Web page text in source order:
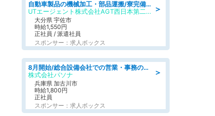
＞
自動車製品の機械加工・部品運搬/寮完備/日払い/工場・製造
UTエージェント株式会社AGT西日本第二CU
大分県 宇佐市
時給1,550円
正社員 / 派遣社員
スポンサー：求人ボックス
＞
8月開始/総合設備会社での営業・事務のお仕事/即日勤務可/車通勤可/営業/営業事務
株式会社パソナ
兵庫県 加古川市
時給1,800円
正社員
スポンサー：求人ボックス